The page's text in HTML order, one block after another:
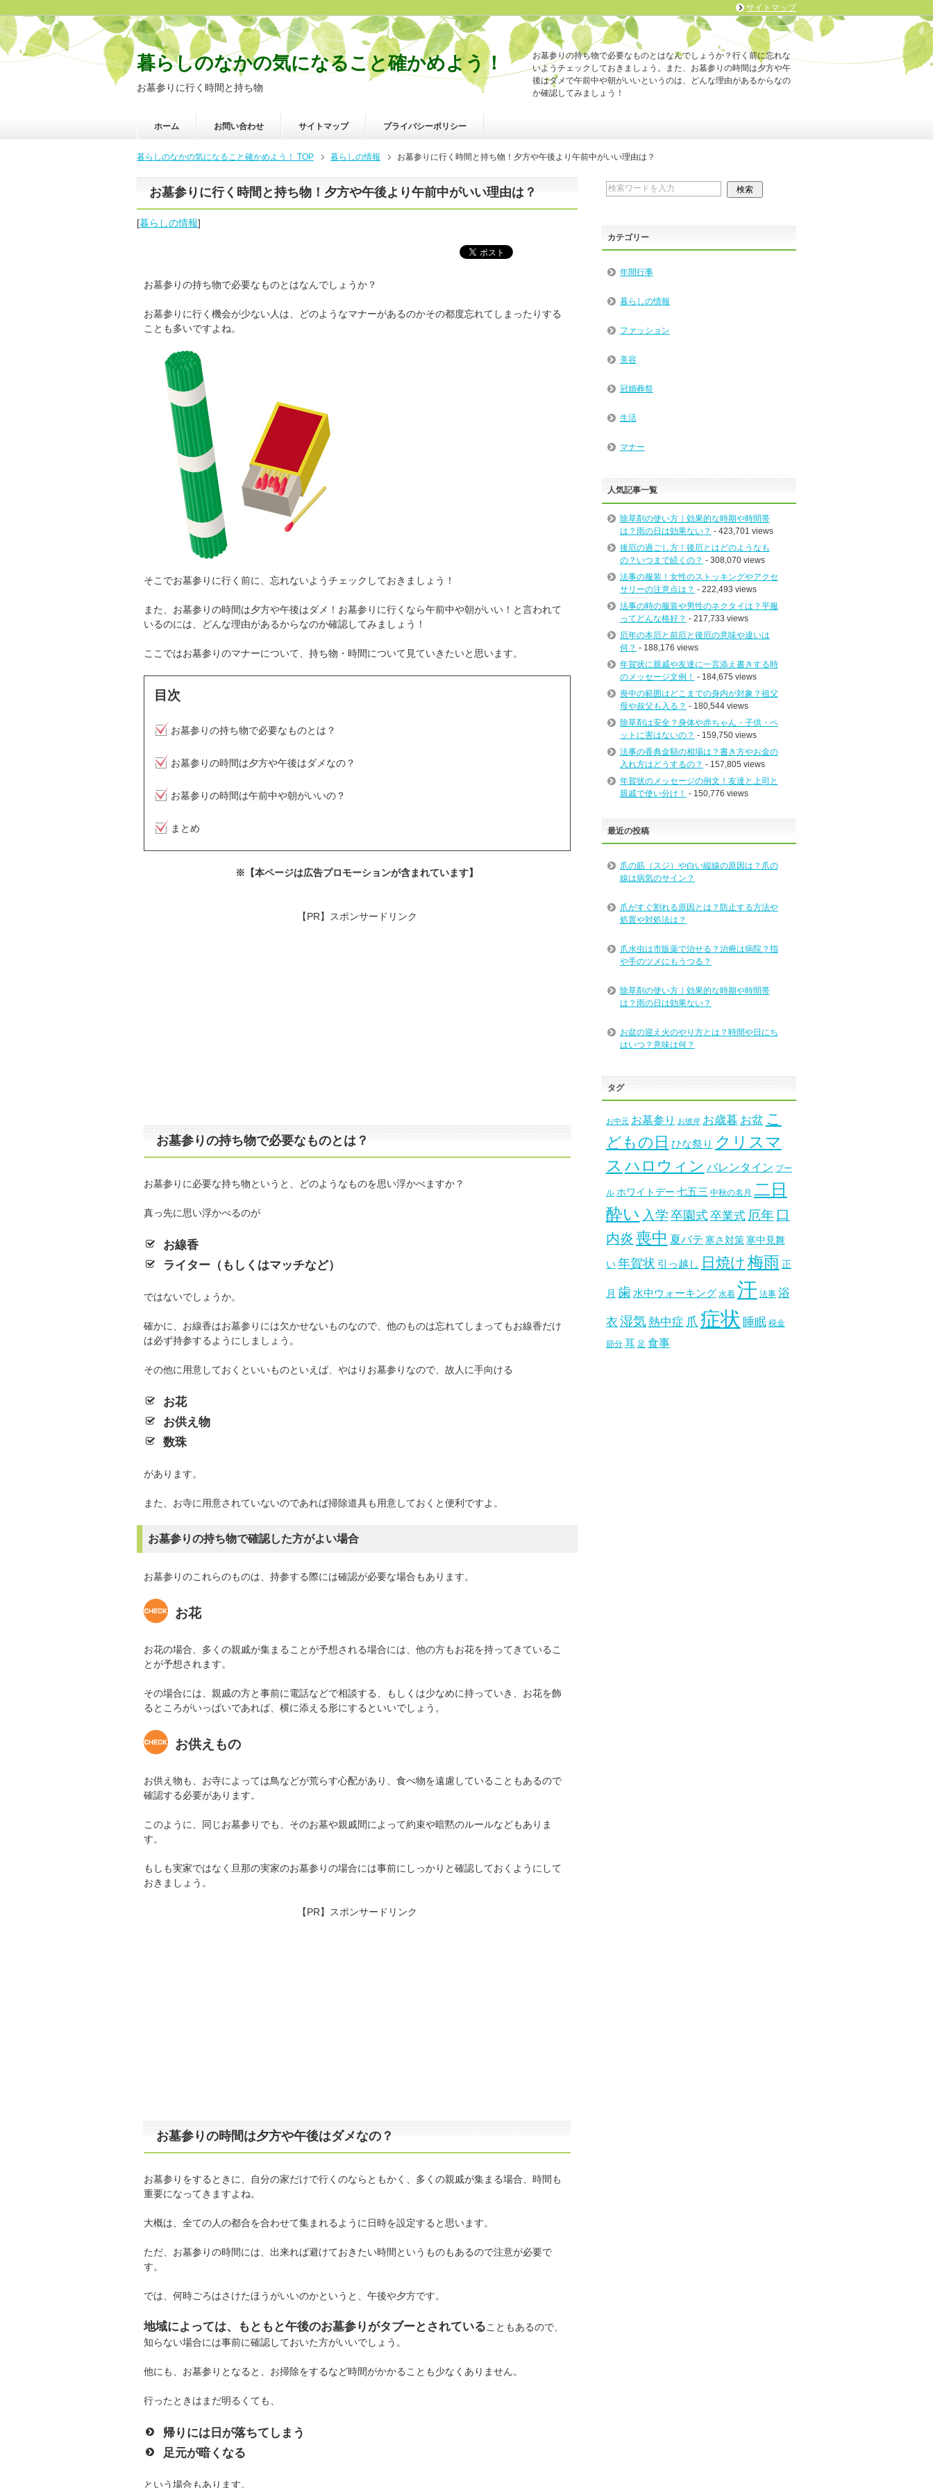
暮らしのなかの気になること確かめよう！
お墓参りに行く時間と持ち物
お墓参りの持ち物で必要なものとはなんでしょうか？行く前に忘れな
いようチェックしておきましょう。また、お墓参りの時間は夕方や午
後はダメで午前中や朝がいいというのは、どんな理由があるからなの
か確認してみましょう！
ホーム お問い合わせ サイトマップ プライバシーポリシー
暮らしのなかの気になること確かめよう！ TOP 暮らしの情報 お墓参りに行く時間と持ち物！夕方や午後より午前中がいい理由は？
お墓参りに行く時間と持ち物！夕方や午後より午前中がいい理由は？
[暮らしの情報]
お墓参りの持ち物で必要なものとはなんでしょうか？
お墓参りに行く機会が少ない人は、どのようなマナーがあるのかその都度忘れてしまったりする
ことも多いですよね。
そこでお墓参りに行く前に、忘れないようチェックしておきましょう！
また、お墓参りの時間は夕方や午後はダメ！お墓参りに行くなら午前中や朝がいい！と言われて
いるのには、どんな理由があるからなのか確認してみましょう！
ここではお墓参りのマナーについて、持ち物・時間について見ていきたいと思います。
目次
お墓参りの持ち物で必要なものとは？
お墓参りの時間は夕方や午後はダメなの？
お墓参りの時間は午前中や朝がいいの？
まとめ
※【本ページは広告プロモーションが含まれています】
【PR】スポンサードリンク
お墓参りの持ち物で必要なものとは？
お墓参りに必要な持ち物というと、どのようなものを思い浮かべますか？
真っ先に思い浮かべるのが
お線香
ライター（もしくはマッチなど）
ではないでしょうか。
確かに、お線香はお墓参りには欠かせないものなので、他のものは忘れてしまってもお線香だけ
は必ず持参するようにしましょう。
その他に用意しておくといいものといえば、やはりお墓参りなので、故人に手向ける
お花
お供え物
数珠
があります。
また、お寺に用意されていないのであれば掃除道具も用意しておくと便利ですよ。
お墓参りの持ち物で確認した方がよい場合
お墓参りのこれらのものは、持参する際には確認が必要な場合もあります。
お花
お花の場合、多くの親戚が集まることが予想される場合には、他の方もお花を持ってきているこ
とが予想されます。
その場合には、親戚の方と事前に電話などで相談する、もしくは少なめに持っていき、お花を飾
るところがいっぱいであれば、横に添える形にするといいでしょう。
お供えもの
お供え物も、お寺によっては鳥などが荒らす心配があり、食べ物を遠慮していることもあるので
確認する必要があります。
このように、同じお墓参りでも、そのお墓や親戚間によって約束や暗黙のルールなどもありま
す。
もしも実家ではなく旦那の実家のお墓参りの場合には事前にしっかりと確認しておくようにして
おきましょう。
【PR】スポンサードリンク
お墓参りの時間は夕方や午後はダメなの？
お墓参りをするときに、自分の家だけで行くのならともかく、多くの親戚が集まる場合、時間も
重要になってきますよね。
大概は、全ての人の都合を合わせて集まれるように日時を設定すると思います。
ただ、お墓参りの時間には、出来れば避けておきたい時間というものもあるので注意が必要で
す。
では、何時ごろはさけたほうがいいのかというと、午後や夕方です。
地域によっては、もともと午後のお墓参りがタブーとされていることもあるので、
知らない場合には事前に確認しておいた方がいいでしょう。
他にも、お墓参りとなると、お掃除をするなど時間がかかることも少なくありません。
行ったときはまだ明るくても、
帰りには日が落ちてしまう
足元が暗くなる
という場合もあります。
カテゴリー
年間行事
暮らしの情報
ファッション
美容
冠婚葬祭
生活
マナー
人気記事一覧
除草剤の使い方｜効果的な時期や時間帯
は？雨の日は効果ない？ - 423,701 views
後厄の過ごし方！後厄とはどのようなも
の？いつまで続くの？ - 308,070 views
法事の服装！女性のストッキングやアクセ
サリーの注意点は？ - 222,493 views
法事の時の服装や男性のネクタイは？平服
ってどんな格好？ - 217,733 views
厄年の本厄と前厄と後厄の意味や違いは
何？ - 188,176 views
年賀状に親戚や友達に一言添え書きする時
のメッセージ文例！ - 184,675 views
喪中の範囲はどこまでの身内が対象？祖父
母や叔父も入る？ - 180,544 views
除草剤は安全？身体や赤ちゃん・子供・ペ
ットに害はないの？ - 159,750 views
法事の香典金額の相場は？書き方やお金の
入れ方はどうするの？ - 157,805 views
年賀状のメッセージの例文！友達と上司と
親戚で使い分け！ - 150,776 views
最近の投稿
爪の筋（スジ）や白い縦線の原因は？爪の
線は病気のサイン？
爪がすぐ割れる原因とは？防止する方法や
処置や対処法は？
爪水虫は市販薬で治せる？治療は病院？指
や手のツメにもうつる？
除草剤の使い方｜効果的な時期や時間帯
は？雨の日は効果ない？
お盆の迎え火のやり方とは？時間や日にち
はいつ？意味は何？
タグ
お中元 お墓参り お彼岸 お歳暮 お盆 こ
どもの日 ひな祭り クリスマ
ス ハロウィン バレンタイン プー
ル ホワイトデー 七五三 中秋の名月 二日
酔い 入学 卒園式卒業式 厄年 口
内炎 喪中 夏バテ 寒さ対策 寒中見舞
い 年賀状 引っ越し 日焼け 梅雨 正
月 歯 水中ウォーキング 水着 汗 法事 浴
衣 湿気 熱中症 爪 症状 睡眠 税金
節分 耳 足 食事
サイトマップ